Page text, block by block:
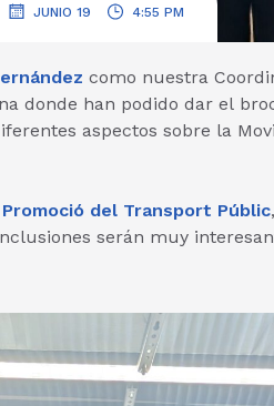
JUNIO 19 4:55 PM
como nuestra
donde han podido dar el
aspectos sobre la
Promoció del Transport Públic,
serán muy